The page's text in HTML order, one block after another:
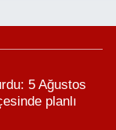
5 Ağustos
planlı